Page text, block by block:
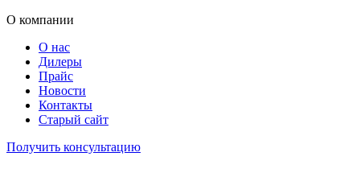
О компании
О нас
Дилеры
Прайс
Новости
Контакты
Старый сайт
Получить консультацию